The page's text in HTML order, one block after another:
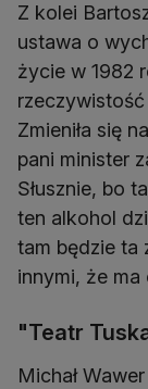
Z kolei
ustawa o
życie w 1982
rzeczywistość
Zmieniła się
pani minister
Słusznie, bo
ten alkohol
tam będzie ta
innymi, że ma
"Teatr
Michał